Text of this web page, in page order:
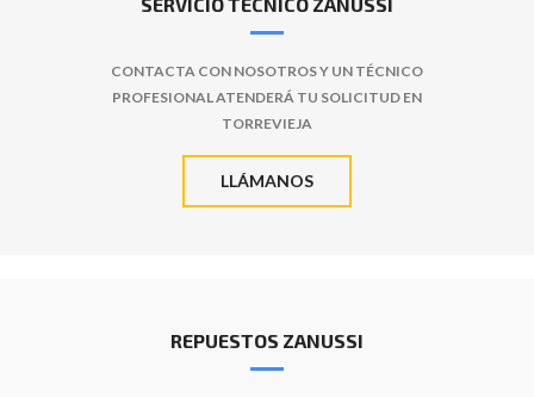
CONTACTA CON NOSOTROS Y UN TÉCNICO
PROFESIONAL ATENDERÁ TU SOLICITUD EN
TORREVIEJA
LLÁMANOS
REPUESTOS ZANUSSI